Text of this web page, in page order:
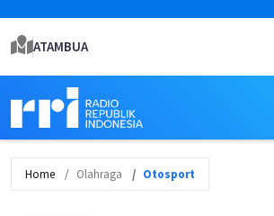
ATAMBUA
Home Olahraga Otosport